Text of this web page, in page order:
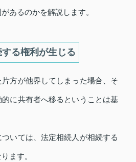
あるのかを解説します。
る権利が生じる
方が他界してしまった場合、そ
に共有者へ移るということは基
いては、法定相続人が相続する
ます。